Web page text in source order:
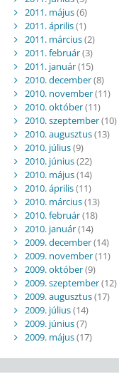
2011. május(6)
2011. április(1)
2011. március(2)
2011. február(3)
2011. január(15)
2010. december(8)
2010. november(11)
2010. október(11)
2010. szeptember(10)
2010. augusztus(13)
2010. július(9)
2010. június(22)
2010. május(14)
2010. április(11)
2010. március(13)
2010. február(18)
2010. január(14)
2009. december(14)
2009. november(11)
2009. október(9)
2009. szeptember(12)
2009. augusztus(17)
2009. július(14)
2009. június(7)
2009. május(17)